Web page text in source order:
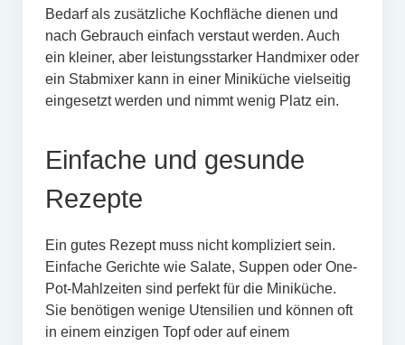
Bedarf als zusätzliche Kochfläche dienen und
nach Gebrauch einfach verstaut werden. Auch
ein kleiner, aber leistungsstarker Handmixer oder
ein Stabmixer kann in einer Miniküche vielseitig
eingesetzt werden und nimmt wenig Platz ein.
Einfache und gesunde
Rezepte
Ein gutes Rezept muss nicht kompliziert sein.
Einfache Gerichte wie Salate, Suppen oder One-
Pot-Mahlzeiten sind perfekt für die Miniküche.
Sie benötigen wenige Utensilien und können oft
in einem einzigen Topf oder auf einem